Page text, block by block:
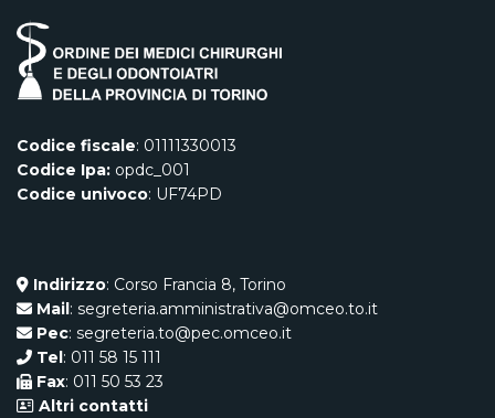
Codice fiscale: 01111330013
Codice Ipa: opdc_001
Codice univoco: UF74PD
Indirizzo: Corso Francia 8, Torino
Mail: segreteria.amministrativa@omceo.to.it
Pec: segreteria.to@pec.omceo.it
Tel: 011 58 15 111
Fax: 011 50 53 23
Altri contatti